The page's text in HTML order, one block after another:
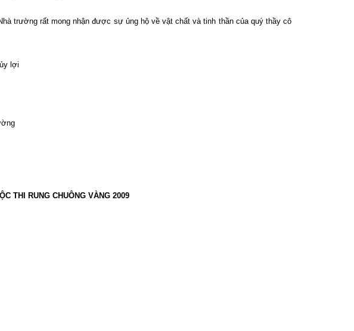
trường rất mong nhận được sự ủng hộ về vật chất và tinh thần của quý thầy cô
lợi
THI RUNG CHUÔNG VÀNG 2009